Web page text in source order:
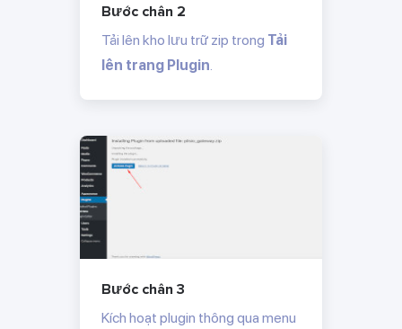
Bước chân 2
Tải lên kho lưu trữ zip trong Tải
lên trang Plugin.
Bước chân 3
Kích hoạt plugin thông qua menu